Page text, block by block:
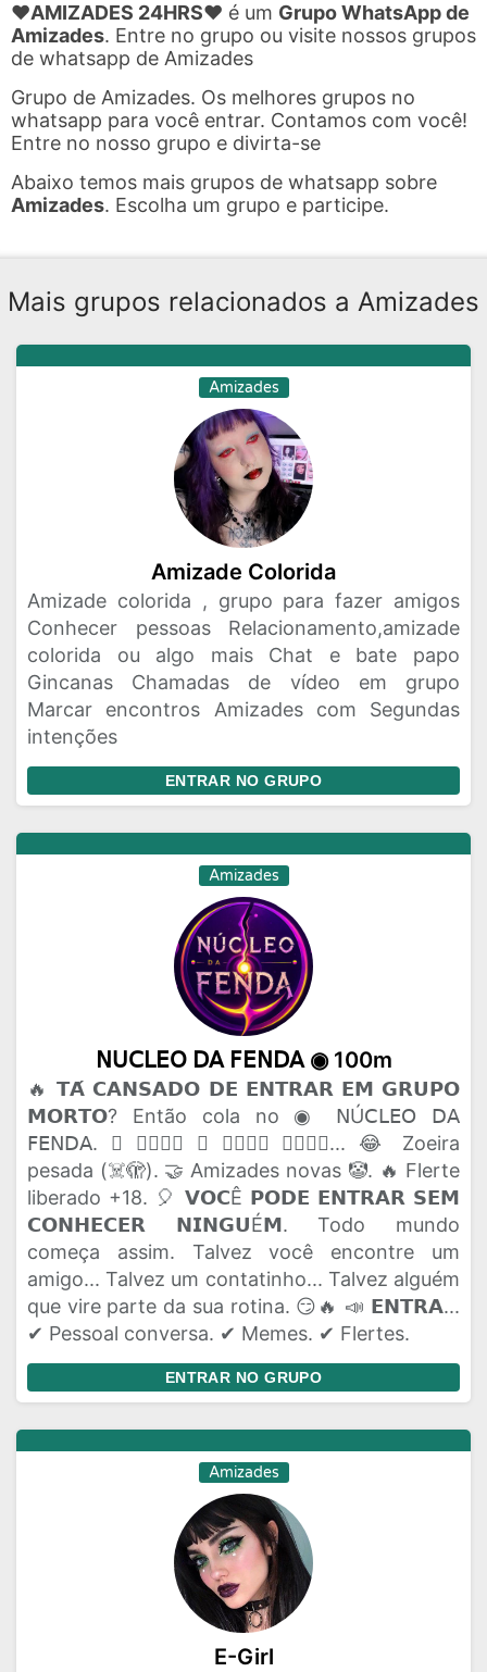
❤️AMIZADES 24HRS❤️ é um Grupo WhatsApp de
Amizades. Entre no grupo ou visite nossos grupos
de whatsapp de Amizades
Grupo de Amizades. Os melhores grupos no
whatsapp para você entrar. Contamos com você!
Entre no nosso grupo e divirta-se
Abaixo temos mais grupos de whatsapp sobre
Amizades. Escolha um grupo e participe.
Mais grupos relacionados a Amizades
Amizades
Amizade Colorida
Amizade colorida , grupo para fazer amigos
Conhecer pessoas Relacionamento,amizade
colorida ou algo mais Chat e bate papo
Gincanas Chamadas de vídeo em grupo
Marcar encontros Amizades com Segundas
intenções
ENTRAR NO GRUPO
Amizades
𝖭𝖴𝖢𝖫𝖤𝖮 𝖣𝖠 𝖥𝖤𝖭𝖣𝖠 ◉ 100m
🔥 𝗧𝗔́ 𝗖𝗔𝗡𝗦𝗔𝗗𝗢 𝗗𝗘 𝗘𝗡𝗧𝗥𝗔𝗥 𝗘𝗠 𝗚𝗥𝗨𝗣𝗢
𝗠𝗢𝗥𝗧𝗢? Então cola no ◉ 𝖭Ú𝖢𝖫𝖤𝖮 𝖣𝖠
𝖥𝖤𝖭𝖣𝖠. 🫟 𝗔𝗤𝗨𝗜 𝗢 𝗣𝗔𝗣𝗢 𝗙𝗟𝗨𝗜... 😂 Zoeira
pesada (☠️🫣). 🤝 Amizades novas 🤡. 🔥 Flerte
liberado +18. 🎈 𝗩𝗢𝗖Ê 𝗣𝗢𝗗𝗘 𝗘𝗡𝗧𝗥𝗔𝗥 𝗦𝗘𝗠
𝗖𝗢𝗡𝗛𝗘𝗖𝗘𝗥 𝗡𝗜𝗡𝗚𝗨É𝗠. Todo mundo
começa assim. Talvez você encontre um
amigo... Talvez um contatinho... Talvez alguém
que vire parte da sua rotina. 😏🔥 📣 𝗘𝗡𝗧𝗥𝗔...
✔ Pessoal conversa. ✔ Memes. ✔ Flertes.
ENTRAR NO GRUPO
Amizades
E-Girl